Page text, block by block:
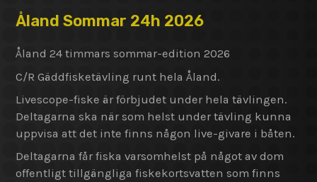
Åland Sommar 24h 2026
Åland 24 timmars sommar-edition 2026
C/R Gäddfisketävling runt hela Åland.
Livescope-fiske är förbjudet under hela tävlingen.
Deltagarna ska när som helst under tävling kunna
uppvisa att det inte finns någon live-givare i båten.
Deltagarna får fiska varsomhelst på något av dom
offentligt tillgängliga fiskekortsvatten som finns